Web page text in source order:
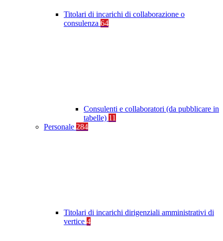
Titolari di incarichi di collaborazione o
consulenza 64
Consulenti e collaboratori (da pubblicare in
tabelle) 11
Personale 284
Titolari di incarichi dirigenziali amministrativi di
vertice 4